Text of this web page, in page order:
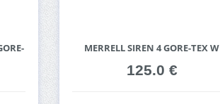
MERRELL SIREN 4 GORE-TEX W
125.0 €